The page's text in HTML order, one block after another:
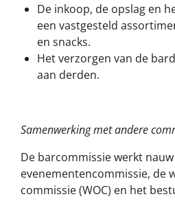
De inkoop, de opslag en
een vastgesteld
en snacks.
Het verzorgen van de
aan derden.
Samenwerking met andere
De barcommissie werkt
evenementencommissie, de
commissie (WOC) en het